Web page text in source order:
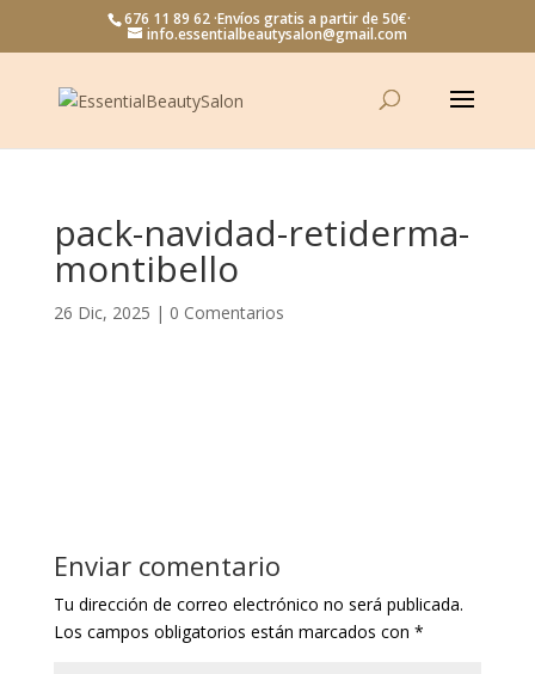
676 11 89 62 ·Envíos gratis a partir de 50€·
info.essentialbeautysalon@gmail.com
pack-navidad-retiderma-
montibello
26 Dic, 2025 | 0 Comentarios
Enviar comentario
Tu dirección de correo electrónico no será publicada.
Los campos obligatorios están marcados con *